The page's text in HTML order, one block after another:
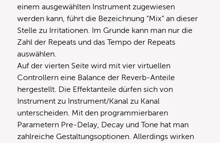
einem ausgewählten Instrument zugewiesen
werden kann, führt die Bezeichnung “Mix” an dieser
Stelle zu Irritationen. Im Grunde kann man nur die
Zahl der Repeats und das Tempo der Repeats
auswählen.
Auf der vierten Seite wird mit vier virtuellen
Controllern eine Balance der Reverb-Anteile
hergestellt. Die Effektanteile dürfen sich von
Instrument zu Instrument/Kanal zu Kanal
unterscheiden. Mit den programmierbaren
Parametern Pre-Delay, Decay und Tone hat man
zahlreiche Gestaltungsoptionen. Allerdings wirken